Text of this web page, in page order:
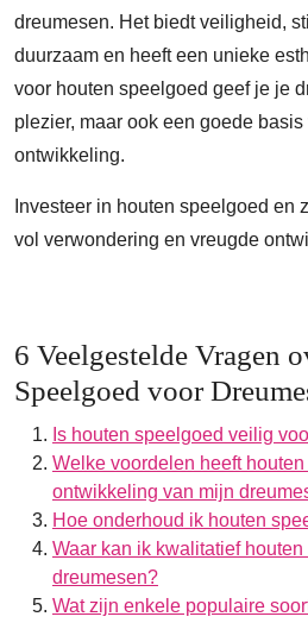
dreumesen. Het biedt veiligheid,
duurzaam en heeft een unieke
voor houten speelgoed geef je je
plezier, maar ook een goede
ontwikkeling.
Investeer in houten speelgoed en
vol verwondering en vreugde
6 Veelgestelde Vragen
Speelgoed voor
Is houten speelgoed veilig
Welke voordelen heeft
ontwikkeling van mijn
Hoe onderhoud ik houten
Waar kan ik kwalitatief
dreumesen?
Wat zijn enkele populaire